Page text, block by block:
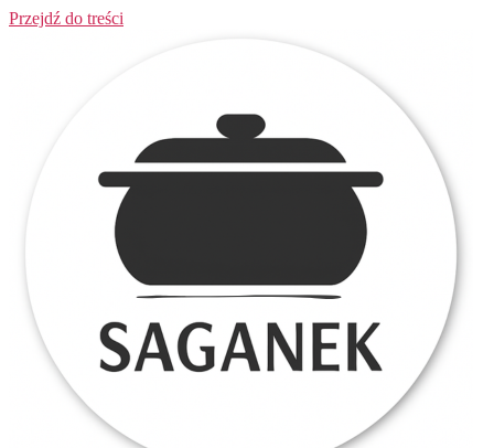
Przejdź do treści